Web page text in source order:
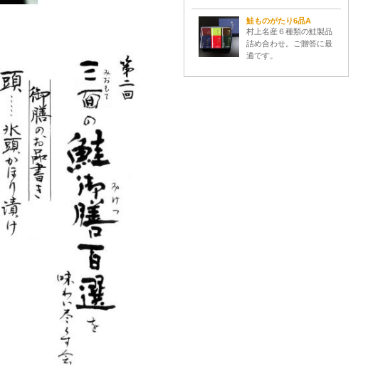
鮭ものがたり6品A
村上名産６種類の鮭製品
詰め合わせ。ご贈答に最
適です。